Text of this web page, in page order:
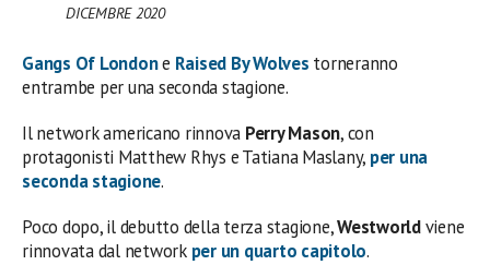
DICEMBRE 2020
Gangs Of Londone Raised By Wolves torneranno
entrambe per una seconda stagione.
Il network americano rinnova Perry Mason, con
protagonisti Matthew Rhys e Tatiana Maslany, per una
seconda stagione.
Poco dopo, il debutto della terza stagione,Westworldviene
rinnovata dal network per un quarto capitolo.